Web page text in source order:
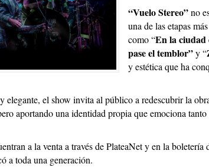
“Vuelo Stereo”no
una de las etapas
como “En la ciudad
pase el temblor”y “
y estética que ha
elegante, el show invita al público a redescubrir la
aportando una identidad propia que emociona
a la venta a través de PlateaNet y en la
a toda una generación.